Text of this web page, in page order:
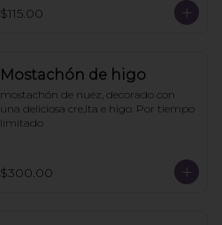
$115.00
Mostachón de higo
mostachón de nuez, decorado con
una deliciosa cre,ita e higo. Por tiempo
límitado
$300.00